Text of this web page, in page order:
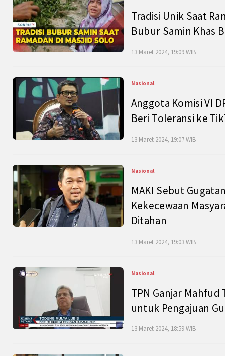
Tradisi Unik Saat
Bubur Samin Khas
13 Maret 2024, 19:09 WIB
Nasional
Anggota Komisi VI
Beri Toleransi ke
13 Maret 2024, 19:07 WIB
Nasional
MAKI Sebut
Kekecewaan
Ditahan
13 Maret 2024, 19:03 WIB
Nasional
TPN Ganjar
untuk Pengajuan
13 Maret 2024, 18:59 WIB